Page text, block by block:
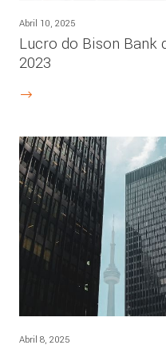
Abril 10, 2025
Lucro do Bison Bank
2023
Abril 8, 2025